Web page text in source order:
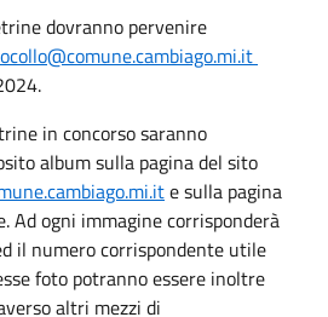
dovranno pervenire
in concorso saranno
album sulla pagina del sito
e sulla pagina
Ad ogni immagine corrisponderà
il numero corrispondente utile
foto potranno essere inoltre
altri mezzi di